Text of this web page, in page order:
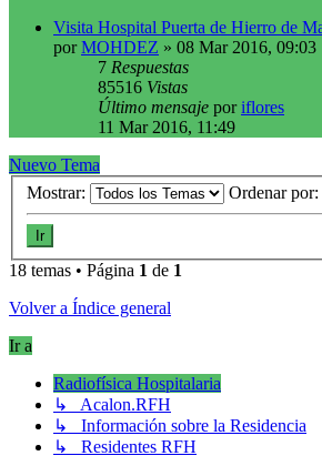
Visita Hospital Puerta de Hierro de
porMOHDEZ » 08 Mar 2016, 09:03
7 Respuestas
85516 Vistas
Último mensaje poriflores
11 Mar 2016, 11:49
Nuevo Tema
Mostrar:
Ordenar por:
18 temas • Página 1 de 1
Volver a Índice general
Ir a
Radiofísica Hospitalaria
↳ Acalon.RFH
↳ Información sobre la Residencia
↳ Residentes RFH